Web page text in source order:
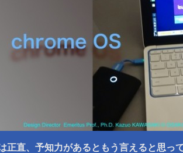
正直、予知力があるともう言えると思っ